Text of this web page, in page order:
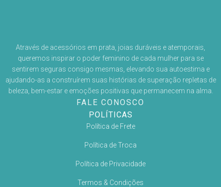
Através de acessórios em prata, joias duráveis e atemporais,
queremos inspirar o poder feminino de cada mulher para se
sentirem seguras consigo mesmas, elevando sua autoestima e
ajudando-as a construírem suas histórias de superação repletas de
beleza, bem-estar e emoções positivas que permanecem na alma.
FALE CONOSCO
POLÍTICAS
Política de Frete
Política de Troca
Política de Privacidade
Termos & Condições